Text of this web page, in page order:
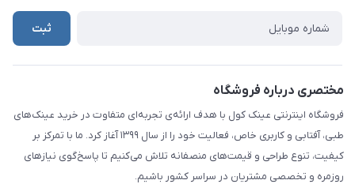
ثبت
مختصری درباره فروشگاه
فروشگاه اینترنتی عینک کول با هدف ارائه‌ی تجربه‌ای متفاوت در خرید عینک‌های
طبی، آفتابی و کاربری خاص، فعالیت خود را از سال ۱۳۹۹ آغاز کرد. ما با تمرکز بر
کیفیت، تنوع طراحی و قیمت‌های منصفانه تلاش می‌کنیم تا پاسخ‌گوی نیازهای
روزمره و تخصصی مشتریان در سراسر کشور باشیم.